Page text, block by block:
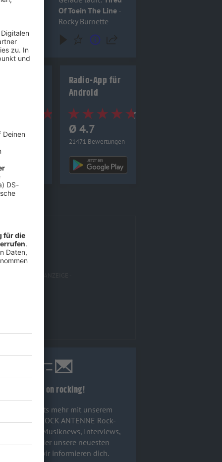
Of Toein The Line -
Rocky Burnette
Radio-App für
Android
Ø 4.7
21471 Bewertungen
Keep on rocking!
Verpass' nichts mehr mit unserem
ROCK ANTENNE Rock-
Ob Musiknews, Interviews,
Quizspaß oder unsere neuesten
Aktionen - wir informieren dich.